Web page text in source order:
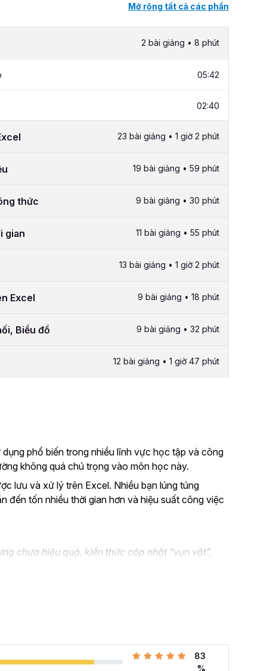
Mở rộng tất cả các phần
2 bài giảng • 8 phút
05:42
02:40
23 bài giảng • 1 giờ 2 phút
19 bài giảng • 59 phút
thức 9 bài giảng • 30 phút
gian 11 bài giảng • 55 phút
13 bài giảng • 1 giờ 2 phút
Excel 9 bài giảng • 18 phút
Biểu đồ 9 bài giảng • 32 phút
12 bài giảng • 1 giờ 47 phút
phổ biến trong nhiều lĩnh vực học tập và công
không quá chú trọng vào môn học này.
lưu và xử lý trên Excel. Nhiều bạn lúng túng
đến tốn nhiều thời gian hơn và hiệu suất công việc
chưa hiệu quả, kiến thức cóp nhặt “vụn vặt”,
công việc theo cách thông minh, nhanh chóng,
83
%